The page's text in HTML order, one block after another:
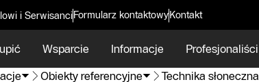
i SerwisanciFormularz kontaktowyKontakt
Wsparcie Informacje Profesjonaliści
Obiekty referencyjne Technika słoneczna